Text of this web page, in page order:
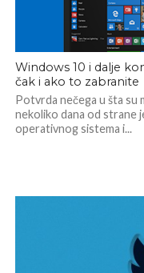
Windows 10 i dalje
čak i ako to zabranite
Potvrda nečega u šta su
nekoliko dana od strane
operativnog sistema i...